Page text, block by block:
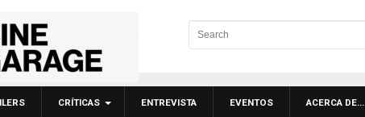
CRÍTICAS ENTREVISTA EVENTOS ACERCA DE…